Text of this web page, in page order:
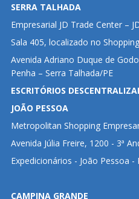
SERRA TALHADA
Empresarial JD Trade Center –
Sala 405, localizado no
Avenida Adriano Duque de
Penha – Serra Talhada/PE
ESCRITÓRIOS
JOÃO PESSOA
Metropolitan Shopping
Avenida Júlia Freire, 1200 - 3ª
Expedicionários - João Pessoa -
CAMPINA GRANDE